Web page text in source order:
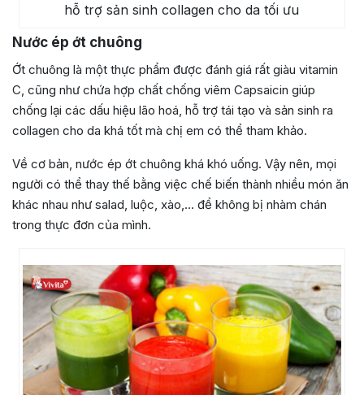
hỗ trợ sản sinh collagen cho da tối ưu
Nước ép ớt chuông
Ớt chuông là một thực phẩm được đánh giá rất giàu vitamin
C, cũng như chứa hợp chất chống viêm Capsaicin giúp
chống lại các dấu hiệu lão hoá, hỗ trợ tái tạo và sản sinh ra
collagen cho da khá tốt mà chị em có thể tham khảo.
Về cơ bản, nước ép ớt chuông khá khó uống. Vậy nên, mọi
người có thể thay thế bằng việc chế biến thành nhiều món ăn
khác nhau như salad, luộc, xào,… để không bị nhàm chán
trong thực đơn của mình.